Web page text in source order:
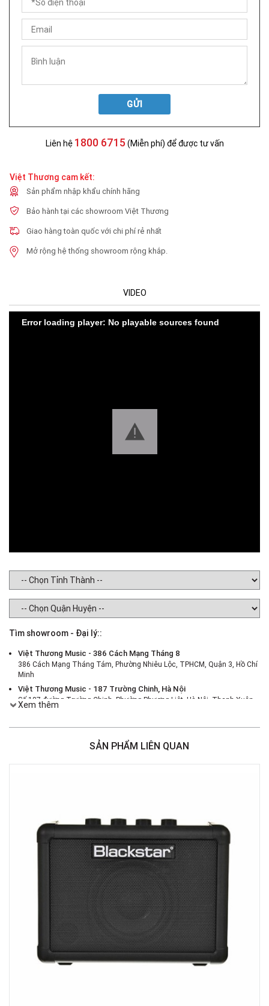
GỬI
Liên hệ 1800 6715 (Miễn phí) để được tư vấn
Việt Thương cam kết:
Sản phẩm nhập khẩu chính hãng
Bảo hành tại các showroom Việt Thương
Giao hàng toàn quốc với chi phí rẻ nhất
Mở rộng hệ thống showroom rộng khắp.
VIDEO
Error loading player: No playable sources found
Tìm showroom - Đại lý::
Việt Thương Music - 386 Cách Mạng Tháng 8
386 Cách Mạng Tháng Tám, Phường Nhiêu Lộc, TPHCM, Quận 3, Hồ Chí
Minh
Việt Thương Music - 187 Trường Chinh, Hà Nội
Số 187 đường Trường Chinh, Phường Phương Liệt, Hà Nội, Thanh Xuân ,
Hà Nội
Việt Thương Music - 46 Hào Nam
Việt Thương Music - Crescent Mall
369 Điện Biên Phủ, Phường Bàn Cờ, TPHCM, Quận 3, Hồ Chí Minh
Việt Thương Music - 102Q An Dương Vương
102Q Đường An Dương Vương, Phường An Đông, TPHCM, Quận 5, Hồ Chí
Việt Thương Music - 49E Phan Đăng Lưu
49E Phan Đăng Lưu, Phường Bình Thạnh, TPHCM, Quận Bình Thạnh, Hồ
Việt Thương Music - Phường Gò Vấp
11 Đường số 3, Khu dân cư Cityland Park Hill, Phường Gò Vấp, TPHCM,
Quận Gò Vấp, Hồ Chí Minh
Việt Thương Music - 12 Quốc Hương
Tầng G, Tòa nhà Thảo Điền Pearl, 12 Quốc Hương, Phường An Khánh,
TPHCM, Quận 2, Hồ Chí Minh
Xem thêm
SẢN PHẨM LIÊN QUAN